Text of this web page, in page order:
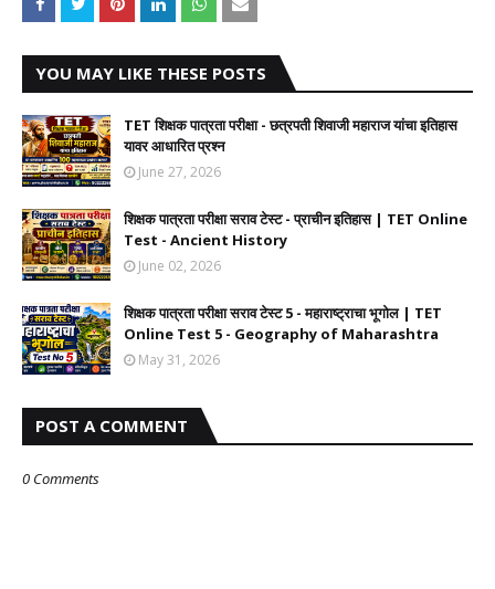
YOU MAY LIKE THESE POSTS
TET शिक्षक पात्रता परीक्षा - छत्रपती शिवाजी महाराज यांचा इतिहास
यावर आधारित प्रश्न
June 27, 2026
शिक्षक पात्रता परीक्षा सराव टेस्ट - प्राचीन इतिहास | TET Online
Test - Ancient History
June 02, 2026
शिक्षक पात्रता परीक्षा सराव टेस्ट 5 - महाराष्ट्राचा भूगोल | TET
Online Test 5 - Geography of Maharashtra
May 31, 2026
POST A COMMENT
0 Comments